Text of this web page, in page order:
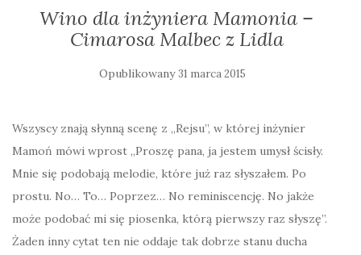
Wino dla inżyniera Mamonia –
Cimarosa Malbec z Lidla
Opublikowany 31 marca 2015
Wszyscy znają słynną scenę z „Rejsu”, w której inżynier
Mamoń mówi wprost „Proszę pana, ja jestem umysł ścisły.
Mnie się podobają melodie, które już raz słyszałem. Po
prostu. No… To… Poprzez… No reminiscencję. No jakże
może podobać mi się piosenka, którą pierwszy raz słyszę”.
Żaden inny cytat ten nie oddaje tak dobrze stanu ducha